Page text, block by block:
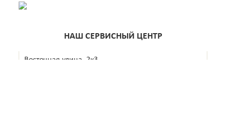
НАШ СЕРВИСНЫЙ ЦЕНТР
Восточная улица, 2к3